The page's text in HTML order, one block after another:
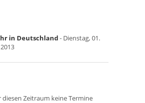
in Deutschland- Dienstag, 01.
diesen Zeitraum keine Termine